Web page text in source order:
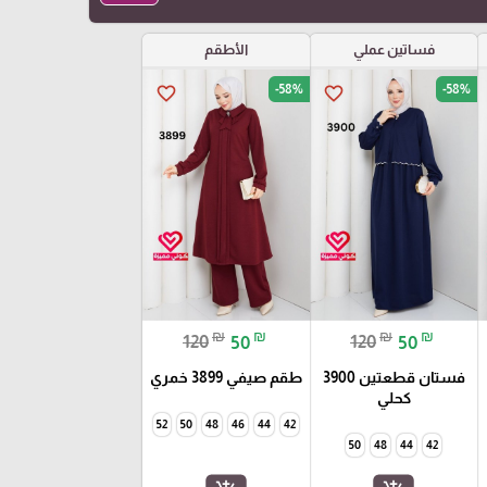
فساتين عملي
favorite_border -58%
120₪ 50 ₪
فستان قطعتين 3900
كحلي
42
44
48
50
الأطقم
favorite_border -58%
120₪ 50 ₪
طقم صيفي 3899 خمري
42
44
46
48
50
52